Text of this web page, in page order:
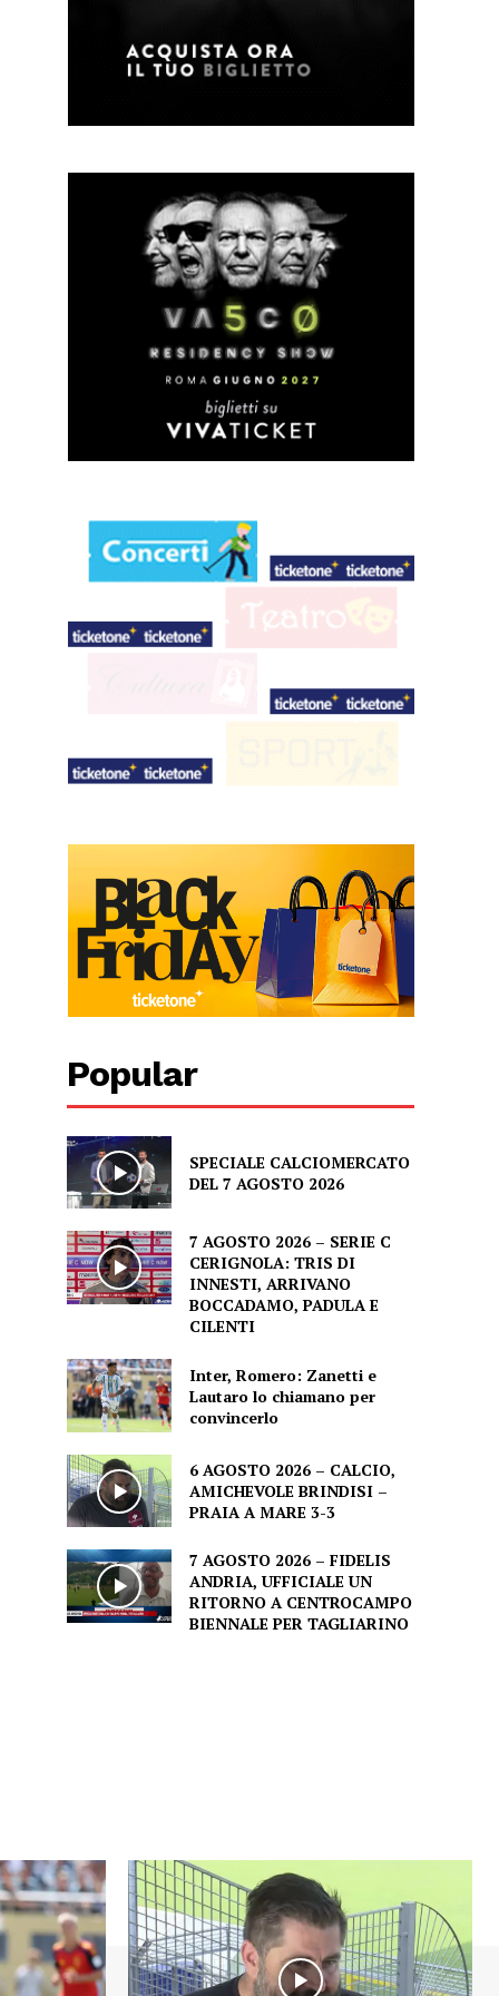
Popular
SPECIALE CALCIOMERCATO
DEL 7 AGOSTO 2026
7 AGOSTO 2026 – SERIE C
CERIGNOLA: TRIS DI
INNESTI, ARRIVANO
BOCCADAMO, PADULA E
CILENTI
Inter, Romero: Zanetti e
Lautaro lo chiamano per
convincerlo
6 AGOSTO 2026 – CALCIO,
AMICHEVOLE BRINDISI –
PRAIA A MARE 3-3
7 AGOSTO 2026 – FIDELIS
ANDRIA, UFFICIALE UN
RITORNO A CENTROCAMPO
BIENNALE PER TAGLIARINO